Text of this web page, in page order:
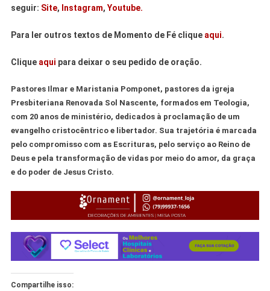
seguir: Site, Instagram, Youtube.
Para ler outros textos de Momento de Fé clique aqui.
Clique aqui para deixar o seu pedido de oração.
Pastores Ilmar e Maristania Pomponet, pastores da igreja
Presbiteriana Renovada Sol Nascente, formados em Teologia,
com 20 anos de ministério, dedicados à proclamação de um
evangelho cristocêntrico e libertador. Sua trajetória é marcada
pelo compromisso com as Escrituras, pelo serviço ao Reino de
Deus e pela transformação de vidas por meio do amor, da graça
e do poder de Jesus Cristo.
Compartilhe isso: